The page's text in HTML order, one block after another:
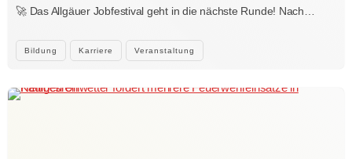
Bildung Karriere Veranstaltung
🚀 Das Allgäuer Jobfestival geht in die nächste Runde! Nach…